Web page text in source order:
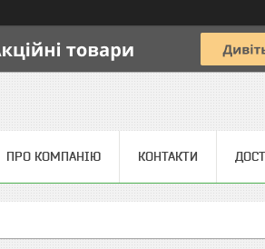
ПРО КОМПАНІЮ КОНТАКТИ